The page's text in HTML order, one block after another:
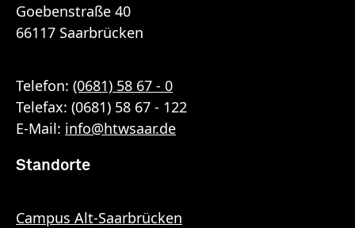
Goebenstraße 40
66117 Saarbrücken
Telefon: (0681) 58 67 - 0
Telefax: (0681) 58 67 - 122
E-Mail: info@htwsaar.de
Standorte
Campus Alt-Saarbrücken